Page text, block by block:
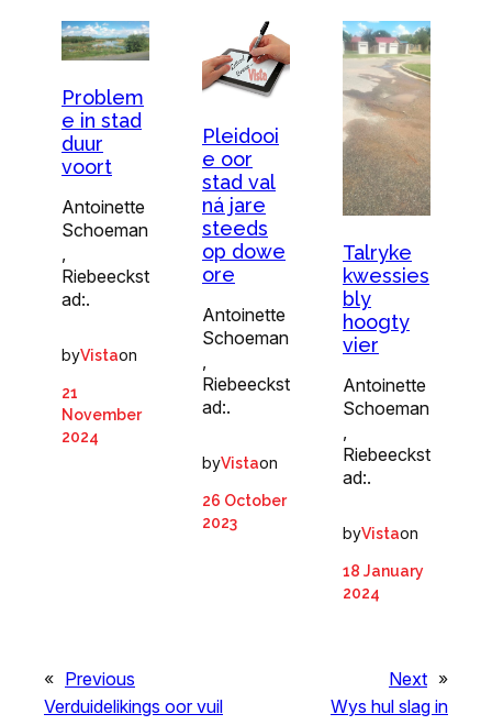
Problem
e in stad
duur
voort
Antoinette
Schoeman
Riebeeckst
ad:.
byVistaon
21
November
2024
Pleidooi
e oor
stad val
ná jare
steeds
op dowe
ore
Antoinette
Schoeman
Riebeeckst
ad:.
byVistaon
26 October
2023
Talryke
kwessies
bly
hoogty
vier
Antoinette
Schoeman
,
Riebeeckst
ad:.
byVistaon
18 January
2024
« Previous
Verduidelikings oor vuil
Next »
Wys hul slag in